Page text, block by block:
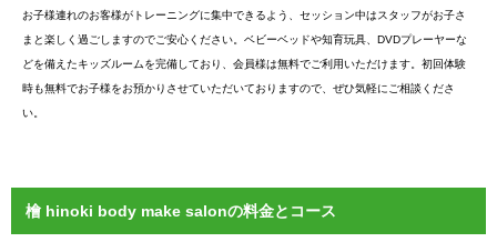
お子様連れのお客様がトレーニングに集中できるよう、セッション中はスタッフがお子さ
まと楽しく過ごしますのでご安心ください。ベビーベッドや知育玩具、DVDプレーヤーな
どを備えたキッズルームを完備しており、会員様は無料でご利用いただけます。初回体験
時も無料でお子様をお預かりさせていただいておりますので、ぜひ気軽にご相談くださ
い。
檜 hinoki body make salonの料金とコース